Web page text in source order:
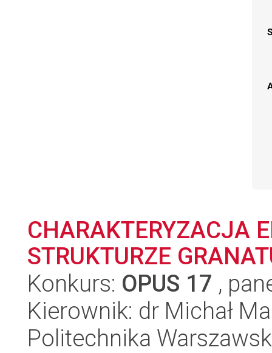
CHARAKTERYZACJA
STRUKTURZE
Konkurs: OPUS 17 ,
Kierownik: dr Michał
Politechnika